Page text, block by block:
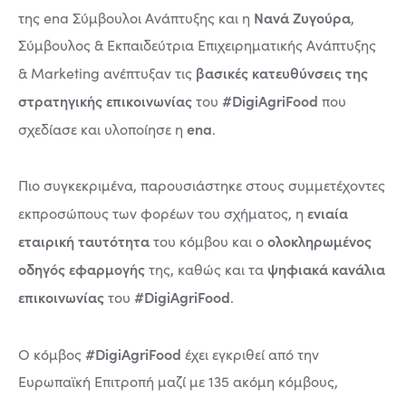
της ena Σύμβουλοι Ανάπτυξης και η Νανά Ζυγούρα,
Σύμβουλος & Εκπαιδεύτρια Επιχειρηματικής Ανάπτυξης
& Marketing ανέπτυξαν τις βασικές κατευθύνσεις της
στρατηγικής επικοινωνίαςτου #DigiAgriFood που
σχεδίασε και υλοποίησε η ena.
Πιο συγκεκριμένα, παρουσιάστηκε στους συμμετέχοντες
εκπροσώπους των φορέων του σχήματος, η ενιαία
εταιρική ταυτότητατου κόμβου και οολοκληρωμένος
οδηγός εφαρμογήςτης, καθώς και ταψηφιακά κανάλια
επικοινωνίαςτου #DigiAgriFood.
Ο κόμβος#DigiAgriFood έχει εγκριθεί από την
Ευρωπαϊκή Επιτροπή μαζί με 135 ακόμη κόμβους,